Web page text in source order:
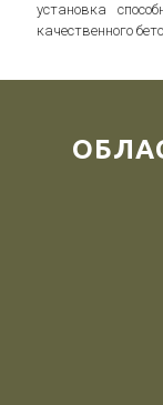
установка
качественного